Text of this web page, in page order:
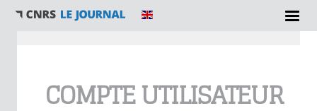
COMPTE UTILISATEUR